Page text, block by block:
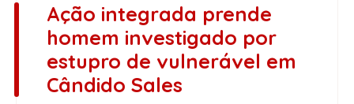
Ação integrada prende
homem investigado por
estupro de vulnerável em
Cândido Sales